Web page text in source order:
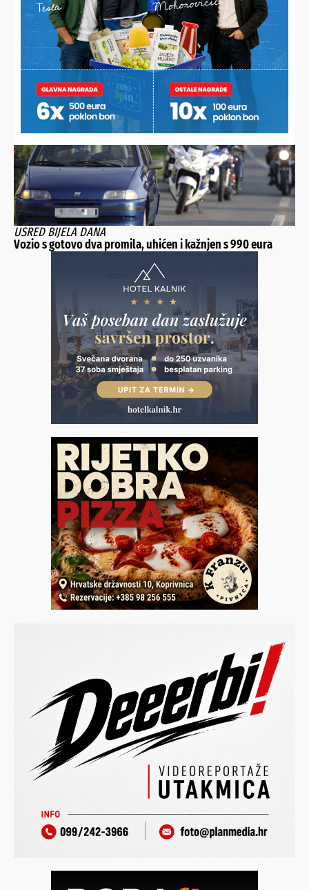
U TIJEKU JE POLICIJSKI OČEVID
UPRAVO Sudar dva auta na Podravskoj magistrali, tri osobe
ozlijeđene
USRED BIJELA DANA
Vozio s gotovo dva promila, uhićen i kažnjen s 990 eura